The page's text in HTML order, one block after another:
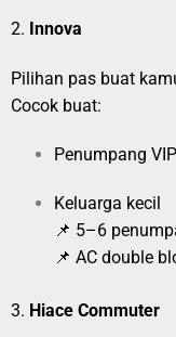
2. Innova
Pilihan pas buat
Cocok buat:
Penumpang VIP
Keluarga kecil
📌 5–6
📌 AC double
3. Hiace Commuter